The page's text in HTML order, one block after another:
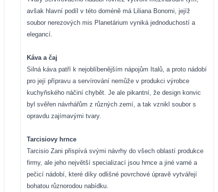
avšak hlavní podíl v této doméně má Liliana Bonomi, jejíž
soubor nerezových mis Planetárium vyniká jednoduchostí a
elegancí.
Káva a čaj
Silná káva patří k nejoblíbenějším nápojům Italů, a proto nádobí
pro její přípravu a servírování nemůže v produkci výrobce
kuchyňského náčiní chybět. Je ale pikantní, že design konvic
byl svěřen návrhářům z různých zemí, a tak vznikl soubor s
opravdu zajímavými tvary.
Tarcisiovy hrnce
Tarcisio Zani přispívá svými návrhy do všech oblastí produkce
firmy, ale jeho největší specializací jsou hrnce a jiné varné a
pečicí nádobí, které díky odlišné povrchové úpravě vytvářejí
bohatou různorodou nabídku.